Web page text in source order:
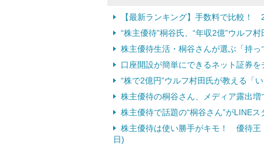
【最新ランキング】手数料で比較！
“株主優待”桐谷氏、“年収2億”ウルフ
株主優待生活・桐谷さんが選ぶ「持
口座開設が簡単にできるネット証券を
“株で2億円”ウルフ村田氏が教える「
株主優待の桐谷さん、メディア露出
株主優待で話題の“桐谷さん”がLINE
株主優待は使い勝手がキモ！ 優待王
日)